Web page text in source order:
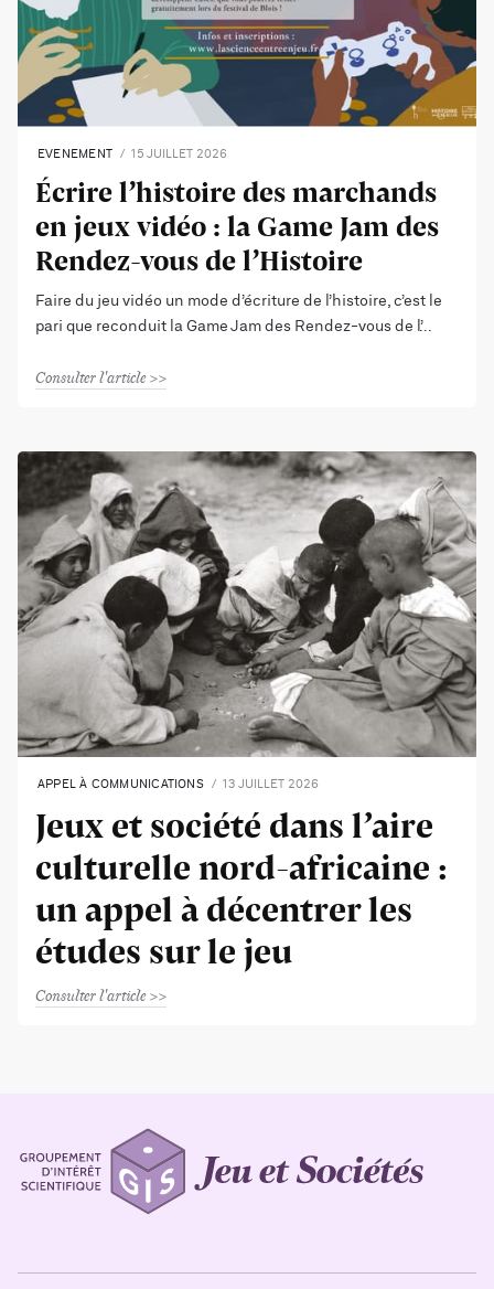
EVENEMENT 15 JUILLET 2026
Écrire l’histoire des marchands
en jeux vidéo : la Game Jam des
Rendez-vous de l’Histoire
Faire du jeu vidéo un mode d’écriture de l’histoire, c’est le
pari que reconduit la Game Jam des Rendez-vous de l’
Consulter l'article
APPEL À COMMUNICATIONS 13 JUILLET 2026
Jeux et société dans l’aire
culturelle nord-africaine :
un appel à décentrer les
études sur le jeu
Consulter l'article